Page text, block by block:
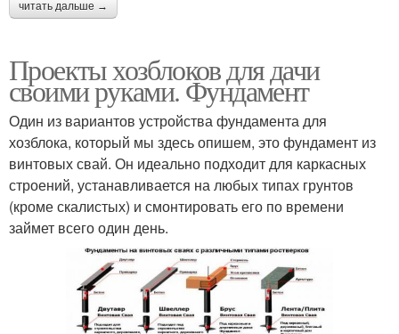
читать дальше →
Проекты хозблоков для дачи
своими руками. Фундамент
Один из вариантов устройства фундамента для
хозблока, который мы здесь опишем, это фундамент из
винтовых свай. Он идеально подходит для каркасных
строений, устанавливается на любых типах грунтов
(кроме скалистых) и смонтировать его по времени
займет всего один день.